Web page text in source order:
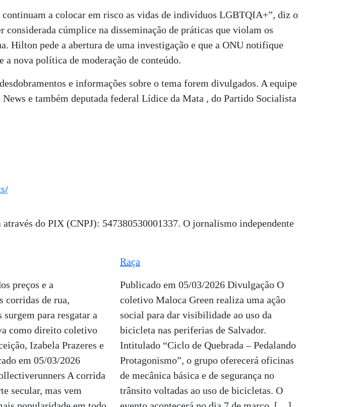
a colocar em risco as vidas de indivíduos LGBTQIA+”, diz o
cúmplice na disseminação de práticas que violam os
Hilton pede a abertura de uma investigação e que a ONU notifique
a nova política de moderação de conteúdo.
e informações sobre o tema forem divulgados. A equipe
e também deputada federal Lídice da Mata , do Partido Socialista
do PIX (CNPJ): 547380530001337. O jornalismo independente
preços e a
corridas de rua,
para resgatar a
como direito coletivo
Izabela Prazeres e
em 05/03/2026
A corrida
secular, mas vem
Raça
Publicado em 05/03/2026 Divulgação O
coletivo Maloca Green realiza uma ação
social para dar visibilidade ao uso da
bicicleta nas periferias de Salvador.
Intitulado “Ciclo de Quebrada – Pedalando
Protagonismo”, o grupo oferecerá oficinas
de mecânica básica e de segurança no
trânsito voltadas ao uso de bicicletas. O